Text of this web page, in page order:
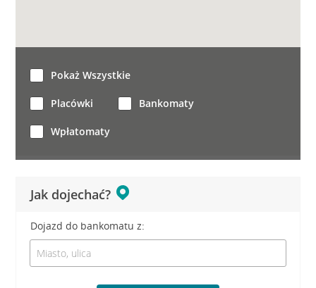
Jak dojechać?
Dojazd do bankomatu z:
Pokaż Wszystkie
Placówki Bankomaty
Wpłatomaty